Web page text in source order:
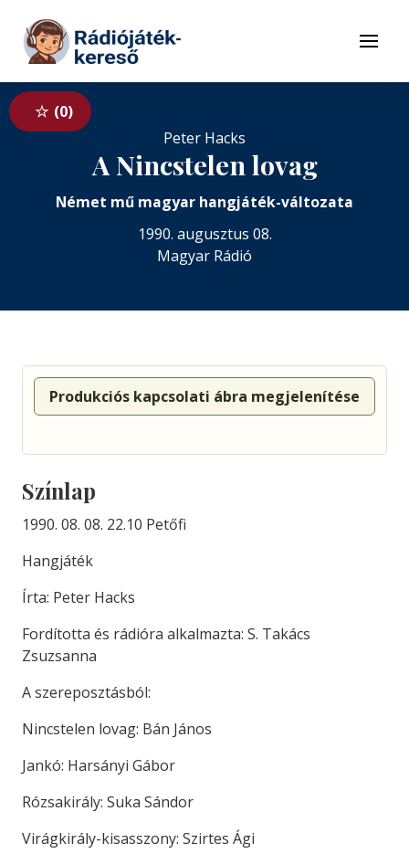
Tovább a tartalomhoz
Menü
0
Peter Hacks
A Nincstelen lovag
Német mű magyar hangjáték-változata
1990. augusztus 08.
Magyar Rádió
Produkciós kapcsolati ábra megjelenítése
Színlap
1990. 08. 08. 22.10 Petőfi
Hangjáték
Írta: Peter Hacks
Fordította és rádióra alkalmazta: S. Takács
Zsuzsanna
A szereposztásból:
Nincstelen lovag: Bán János
Jankó: Harsányi Gábor
Rózsakirály: Suka Sándor
Virágkirály-kisasszony: Szirtes Ági